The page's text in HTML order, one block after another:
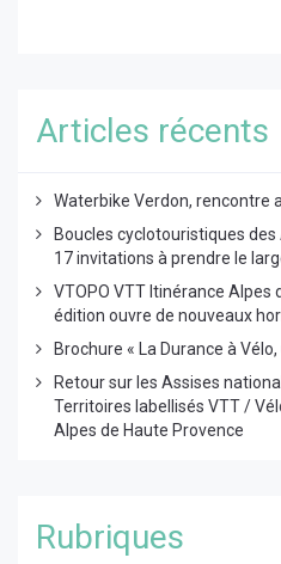
Articles récents
Waterbike Verdon, rencontre
Boucles cyclotouristiques
17 invitations à prendre le
VTOPO VTT Itinérance Alpes
édition ouvre de nouveaux
Brochure « La Durance à
Retour sur les Assises
Territoires labellisés VTT /
Alpes de Haute Provence
Rubriques